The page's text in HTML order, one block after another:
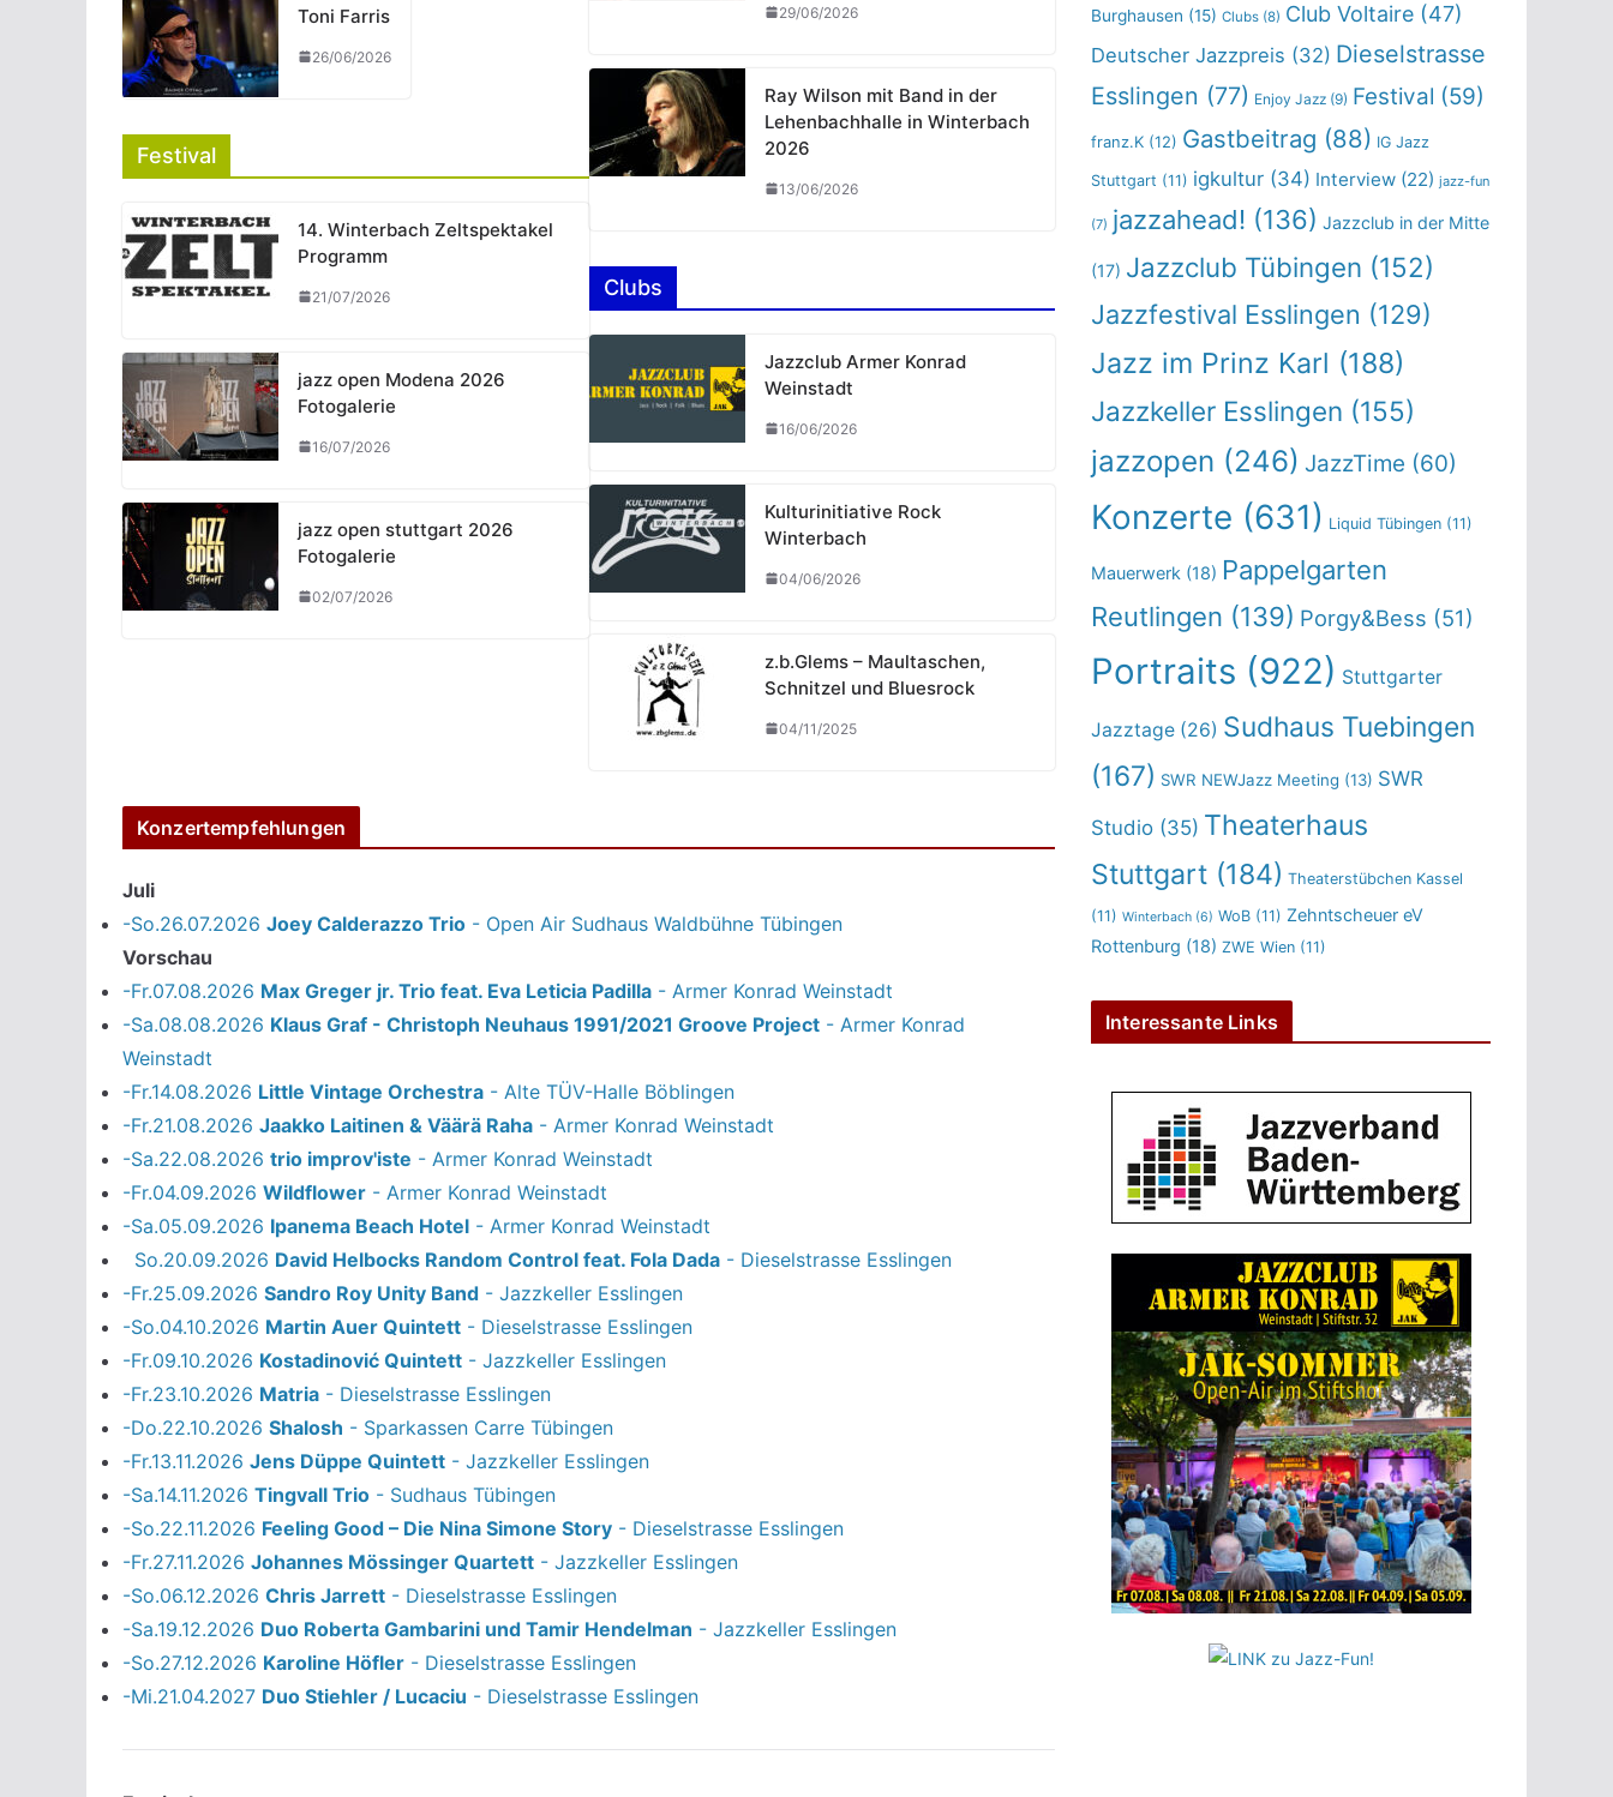
Toni Farris
26/06/2026
Festival
14. Winterbach Zeltspektakel
Programm
21/07/2026
jazz open Modena 2026
Fotogalerie
16/07/2026
jazz open stuttgart 2026
Fotogalerie
02/07/2026
29/06/2026
Ray Wilson mit Band in der
Lehenbachhalle in Winterbach
2026
13/06/2026
Clubs
Jazzclub Armer Konrad
Weinstadt
16/06/2026
Kulturinitiative Rock
Winterbach
04/06/2026
z.b.Glems – Maultaschen,
Schnitzel und Bluesrock
04/11/2025
Konzertempfehlungen
Juli
-So.26.07.2026 Joey Calderazzo Trio - Open Air Sudhaus Waldbühne Tübingen
Vorschau
-Fr.07.08.2026 Max Greger jr. Trio feat. Eva Leticia Padilla - Armer Konrad Weinstadt
-Sa.08.08.2026 Klaus Graf - Christoph Neuhaus 1991/2021 Groove Project - Armer Konrad
Weinstadt
-Fr.14.08.2026 Little Vintage Orchestra - Alte TÜV-Halle Böblingen
-Fr.21.08.2026 Jaakko Laitinen & Väärä Raha - Armer Konrad Weinstadt
-Sa.22.08.2026 trio improv'iste - Armer Konrad Weinstadt
-Fr.04.09.2026 Wildflower - Armer Konrad Weinstadt
-Sa.05.09.2026 Ipanema Beach Hotel - Armer Konrad Weinstadt
So.20.09.2026 David Helbocks Random Control feat. Fola Dada - Dieselstrasse Esslingen
-Fr.25.09.2026 Sandro Roy Unity Band - Jazzkeller Esslingen
-So.04.10.2026 Martin Auer Quintett - Dieselstrasse Esslingen
-Fr.09.10.2026 Kostadinović Quintett - Jazzkeller Esslingen
-Fr.23.10.2026 Matria - Dieselstrasse Esslingen
-Do.22.10.2026 Shalosh - Sparkassen Carre Tübingen
-Fr.13.11.2026 Jens Düppe Quintett - Jazzkeller Esslingen
-Sa.14.11.2026 Tingvall Trio - Sudhaus Tübingen
-So.22.11.2026 Feeling Good – Die Nina Simone Story - Dieselstrasse Esslingen
-Fr.27.11.2026 Johannes Mössinger Quartett - Jazzkeller Esslingen
-So.06.12.2026 Chris Jarrett - Dieselstrasse Esslingen
-Sa.19.12.2026 Duo Roberta Gambarini und Tamir Hendelman - Jazzkeller Esslingen
-So.27.12.2026 Karoline Höfler - Dieselstrasse Esslingen
-Mi.21.04.2027 Duo Stiehler / Lucaciu - Dieselstrasse Esslingen
Burghausen (15) Clubs (8) Club Voltaire (47)
Deutscher Jazzpreis (32) Dieselstrasse
Esslingen (77) Enjoy Jazz (9) Festival (59)
franz.K (12) Gastbeitrag (88) IG Jazz
Stuttgart (11) igkultur (34) Interview (22) jazz-fun
(7) jazzahead! (136) Jazzclub in der Mitte
(17) Jazzclub Tübingen (152)
Jazzfestival Esslingen (129)
Jazz im Prinz Karl (188)
Jazzkeller Esslingen (155)
jazzopen (246) JazzTime (60)
Konzerte (631) Liquid Tübingen (11)
Mauerwerk (18) Pappelgarten
Reutlingen (139) Porgy&Bess (51)
Portraits (922) Stuttgarter
Jazztage (26) Sudhaus Tuebingen
(167) SWR NEWJazz Meeting (13) SWR
Studio (35) Theaterhaus
Stuttgart (184) Theaterstübchen Kassel
(11) Winterbach (6) WoB (11) Zehntscheuer eV
Rottenburg (18) ZWE Wien (11)
Interessante Links